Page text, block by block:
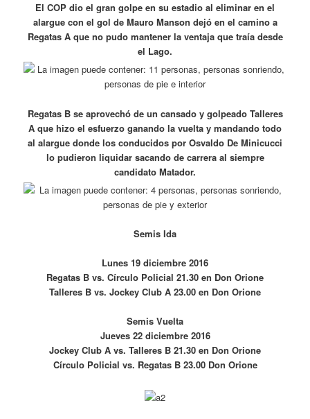
El COP dio el gran golpe en su estadio al eliminar en el
alargue con el gol de Mauro Manson dejó en el camino a
Regatas A que no pudo mantener la ventaja que traía desde
el Lago.
Regatas B se aprovechó de un cansado y golpeado Talleres
A que hizo el esfuerzo ganando la vuelta y mandando todo
al alargue donde los conducidos por Osvaldo De Minicucci
lo pudieron liquidar sacando de carrera al siempre
candidato Matador.
Semis Ida
Lunes 19 diciembre 2016
Regatas B vs. Círculo Policial 21.30 en Don Orione
Talleres B vs. Jockey Club A 23.00 en Don Orione
Semis Vuelta
Jueves 22 diciembre 2016
Jockey Club A vs. Talleres B 21.30 en Don Orione
Círculo Policial vs. Regatas B 23.00 Don Orione